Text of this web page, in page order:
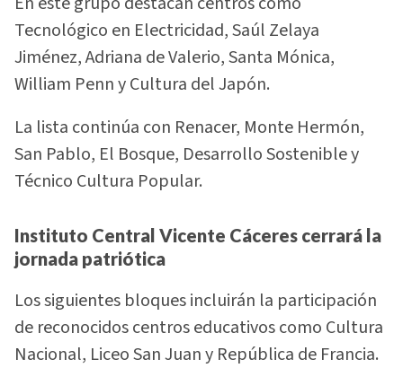
Tecnológico en Electricidad, Saúl Zelaya
Jiménez, Adriana de Valerio, Santa Mónica,
William Penn y Cultura del Japón.
La lista continúa con Renacer, Monte Hermón,
San Pablo, El Bosque, Desarrollo Sostenible y
Técnico Cultura Popular.
Instituto Central Vicente Cáceres cerrará la
jornada patriótica
Los siguientes bloques incluirán la participación
de reconocidos centros educativos como Cultura
Nacional, Liceo San Juan y República de Francia.